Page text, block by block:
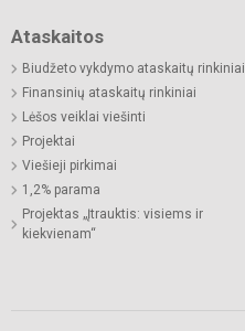
Ataskaitos
Biudžeto vykdymo ataskaitų rinkiniai
Finansinių ataskaitų rinkiniai
Lėšos veiklai viešinti
Projektai
Viešieji pirkimai
1,2% parama
Projektas „Įtrauktis: visiems ir
kiekvienam“